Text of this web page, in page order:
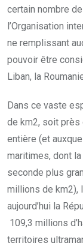
certain nombre
l’Organisation
ne remplissant
pouvoir être
Liban, la
Dans ce vaste
de km2, soit près
entière (et
maritimes, dont
seconde plus
millions de km2),
aujourd’hui la
109,3 millions
territoires